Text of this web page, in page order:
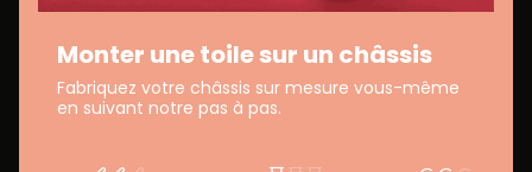
Monter une toile sur un châssis
Fabriquez votre châssis sur mesure vous-même
en suivant notre pas à pas.